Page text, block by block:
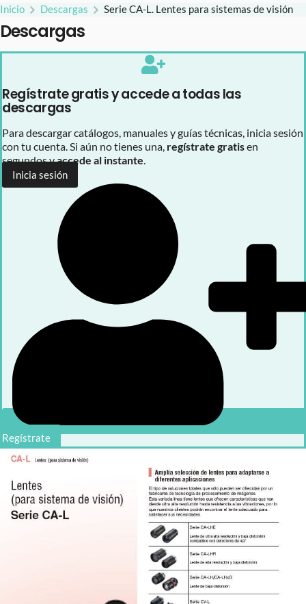
Inicio Descargas Serie CA-L. Lentes para sistemas de visión
Descargas
Regístrate gratis y accede a todas las
descargas
Para descargar catálogos, manuales y guías técnicas, inicia sesión
con tu cuenta. Si aún no tienes una, regístrate gratisen
segundos yaccede al instante.
Inicia sesión
Regístrate